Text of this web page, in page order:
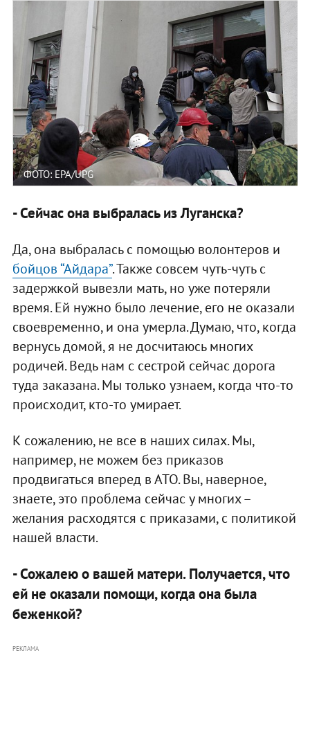
ФОТО: EPA/UPG
- Сейчас она выбралась из Луганска?
Да, она выбралась с помощью волонтеров и
бойцов “Айдара”. Также совсем чуть-чуть с
задержкой вывезли мать, но уже потеряли
время. Ей нужно было лечение, его не оказали
своевременно, и она умерла. Думаю, что, когда
вернусь домой, я не досчитаюсь многих
родичей. Ведь нам с сестрой сейчас дорога
туда заказана. Мы только узнаем, когда что-то
происходит, кто-то умирает.
К сожалению, не все в наших силах. Мы,
например, не можем без приказов
продвигаться вперед в АТО. Вы, наверное,
знаете, это проблема сейчас у многих –
желания расходятся с приказами, с политикой
нашей власти.
- Сожалею о вашей матери. Получается, что
ей не оказали помощи, когда она была
беженкой?
РЕКЛАМА